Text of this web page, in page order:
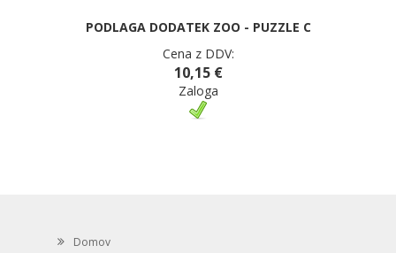
PODLAGA DODATEK ZOO - PUZZLE C
Cena z DDV:
10,15 €
Zaloga
Domov